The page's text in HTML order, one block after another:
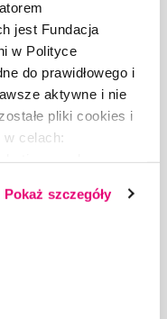
jest Fundacja
w Polityce
do prawidłowego i
aktywne i nie
pliki cookies i
w celach:
i technologie
informacji
dostęp do niego i
lub niektóre
"Ustawienia
Pokaż szczegóły